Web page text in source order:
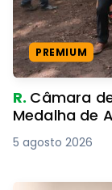
PREMIUM
R. Câmara de
Medalha de
5 agosto 2026